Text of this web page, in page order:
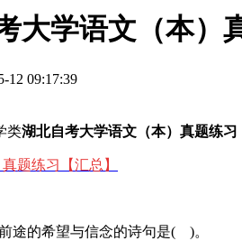
大学语文（本）
12 09:17:39
类湖北自考大学语文（本）真题练习
题练习 【汇总】
途的希望与信念的诗句是( )。